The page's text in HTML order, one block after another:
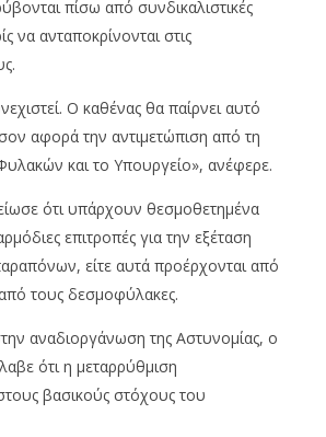
πίσω από συνδικαλιστικές
να ανταποκρίνονται στις
Ο καθένας θα παίρνει αυτό
αφορά την αντιμετώπιση από τη
και το Υπουργείο», ανέφερε.
ότι υπάρχουν θεσμοθετημένα
επιτροπές για την εξέταση
είτε αυτά προέρχονται από
από τους δεσμοφύλακες.
αναδιοργάνωση της Αστυνομίας, ο
ότι η μεταρρύθμιση
βασικούς στόχους του